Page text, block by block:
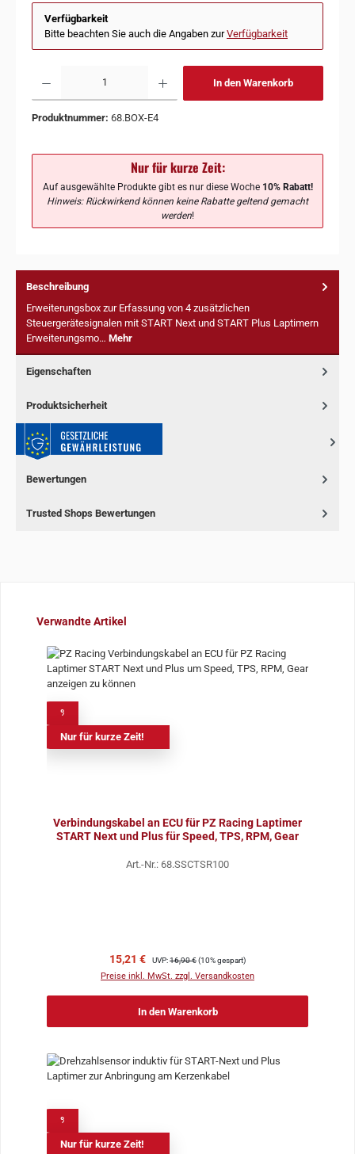
Verfügbarkeit
Bitte beachten Sie auch die Angaben zurVerfügbarkeit
In den Warenkorb
Produktnummer: 68.BOX-E4
Nur für kurze Zeit:
Auf ausgewählte Produkte gibt es nur diese Woche10% Rabatt!
Hinweis: Rückwirkend können keine Rabatte geltend gemacht
werden!
Beschreibung
Erweiterungsbox zur Erfassung von 4 zusätzlichen
Steuergerätesignalen mit START Next und START Plus Laptimern
Erweiterungsmo… Mehr
Eigenschaften
Produktsicherheit
Bewertungen
Trusted Shops Bewertungen
Produktgalerie überspringen
Verwandte Artikel
Nur für kurze Zeit!
Verbindungskabel an ECU für PZ Racing Laptimer
START Next und Plus für Speed, TPS, RPM, Gear
Art.-Nr.: 68.SSCTSR100
Verkaufspreis:
15,21 € Regulärer Preis:
UVP:16,90 €(10% gespart)
Preise inkl. MwSt. zzgl. Versandkosten
In den Warenkorb
Nur für kurze Zeit!